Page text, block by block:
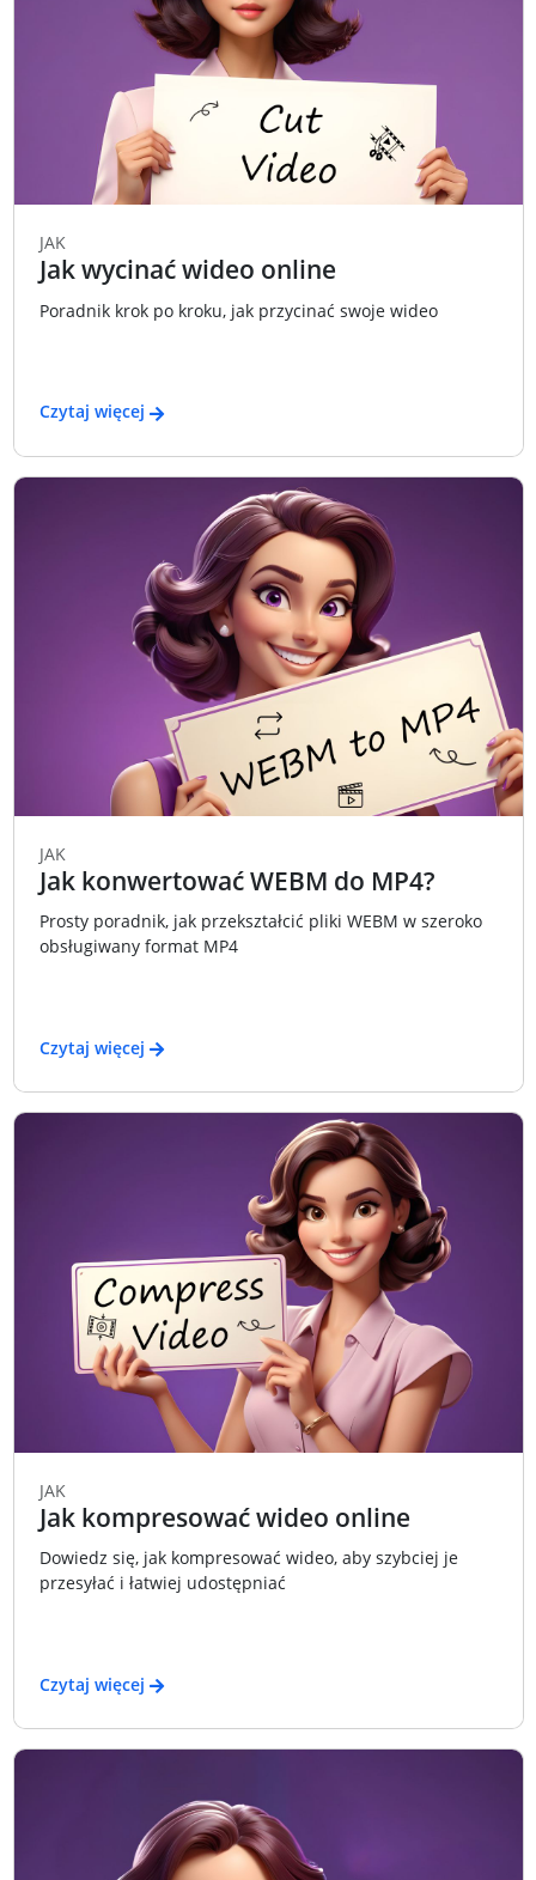
JAK
Jak wycinać wideo online
Poradnik krok po kroku, jak przycinać swoje wideo
Czytaj więcej
JAK
Jak konwertować WEBM do MP4?
Prosty poradnik, jak przekształcić pliki WEBM w szeroko
obsługiwany format MP4
Czytaj więcej
JAK
Jak kompresować wideo online
Dowiedz się, jak kompresować wideo, aby szybciej je
przesyłać i łatwiej udostępniać
Czytaj więcej